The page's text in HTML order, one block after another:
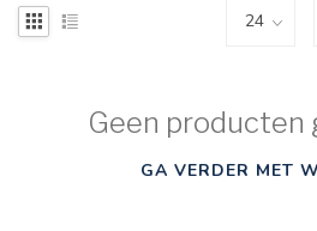
Geen producten
GA VERDER MET